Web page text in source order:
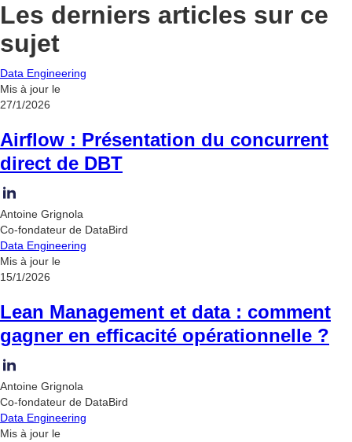
Les derniers articles sur ce
sujet
Data Engineering
Mis à jour le
27/1/2026
Airflow : Présentation du concurrent
direct de DBT
Antoine Grignola
Co-fondateur de DataBird
Data Engineering
Mis à jour le
15/1/2026
Lean Management et data : comment
gagner en efficacité opérationnelle ?
Antoine Grignola
Co-fondateur de DataBird
Data Engineering
Mis à jour le